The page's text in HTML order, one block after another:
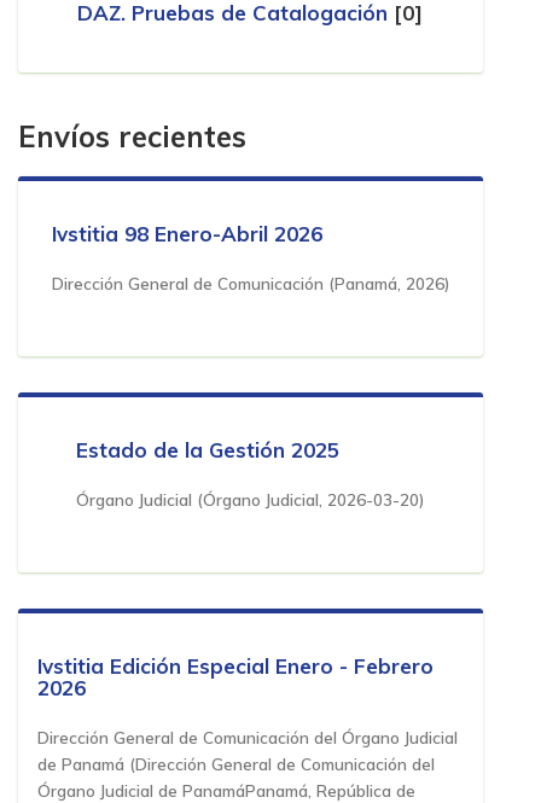
DAZ. Pruebas de Catalogación [0]
Envíos recientes
Ivstitia 98 Enero-Abril 2026
Dirección General de Comunicación (Panamá 2026)
Estado de la Gestión 2025
Órgano Judicial (Órgano Judicial 2026-03-20)
Ivstitia Edición Especial Enero - Febrero
2026
Dirección General de Comunicación del Órgano Judicial
de Panamá (Dirección General de Comunicación del
Órgano Judicial de PanamáPanamá, República de